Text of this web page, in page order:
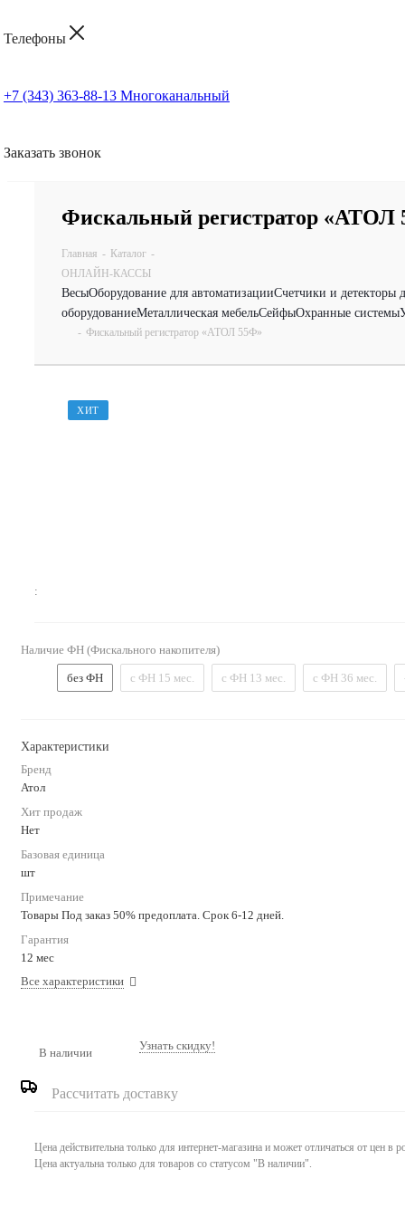
Телефоны
+7 (343) 363-88-13 Многоканальный
Заказать звонок
Фискальный регистратор «АТОЛ
Главная - Каталог -
ОНЛАЙН-КАССЫ
ВесыОборудование для автоматизацииСчетчики и детекторы
оборудованиеМеталлическая мебельСейфыОхранные системы
- Фискальный регистратор «АТОЛ 55Ф»
ХИТ
:
Наличие ФН (Фискального накопителя)
без ФН с ФН 15 мес. с ФН 13 мес. с ФН 36 мес.
Характеристики
Бренд
Атол
Хит продаж
Нет
Базовая единица
шт
Примечание
Товары Под заказ 50% предоплата. Срок 6-12 дней.
Гарантия
12 мес
Все характеристики
В наличии Узнать скидку!
Рассчитать доставку
Цена действительна только для интернет-магазина и может отличаться от цен в
Цена актуальна только для товаров со статусом "В наличии".